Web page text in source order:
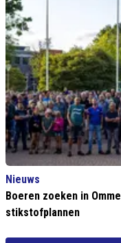
Nieuws
Boeren zoeken in
stikstofplannen